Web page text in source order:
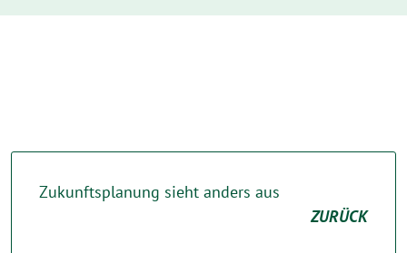
Zukunftsplanung sieht anders aus
ZURÜCK